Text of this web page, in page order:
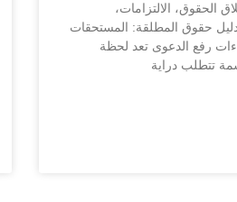
الحقوق، الالتزامات،
دليل حقوق المطلقة: المستحقات
رفع الدعوى تعد لحظة
تتطلب دراية